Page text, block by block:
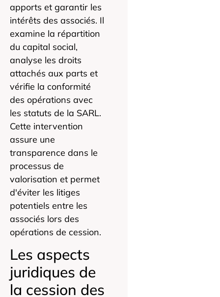
apports et garantir les
intérêts des associés. Il
examine la répartition
du capital social,
analyse les droits
attachés aux parts et
vérifie la conformité
des opérations avec
les statuts de la SARL.
Cette intervention
assure une
transparence dans le
processus de
valorisation et permet
d'éviter les litiges
potentiels entre les
associés lors des
opérations de cession.
Les aspects
juridiques de
la cession des